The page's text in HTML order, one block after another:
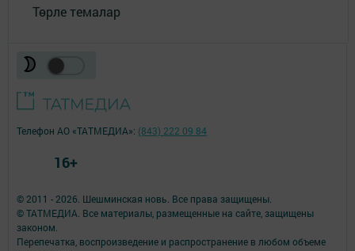
Төрле темалар
© 2011 - 2026. Шешминская новь. Все права защищены.
© ТАТМЕДИА. Все материалы, размещенные на сайте, защищены
законом.
Перепечатка, воспроизведение и распространение в любом объеме
Телефон АО «ТАТМЕДИА»: (843) 222 09 84
16+